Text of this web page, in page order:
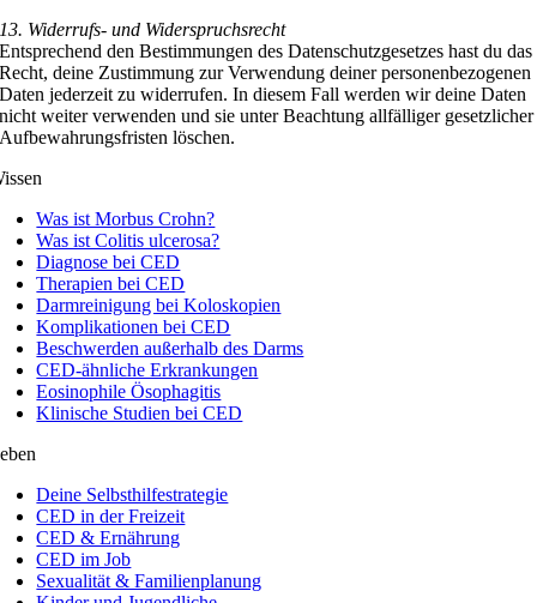
13. Widerrufs- und Widerspruchsrecht
Entsprechend den Bestimmungen des Datenschutzgesetzes hast du das
Recht, deine Zustimmung zur Verwendung deiner personenbezogenen
Daten jederzeit zu widerrufen. In diesem Fall werden wir deine Daten
nicht weiter verwenden und sie unter Beachtung allfälliger gesetzlicher
Aufbewahrungsfristen löschen.
Was ist Morbus Crohn?
Was ist Colitis ulcerosa?
Diagnose bei CED
Therapien bei CED
Darmreinigung bei Koloskopien
Komplikationen bei CED
Beschwerden außerhalb des Darms
CED-ähnliche Erkrankungen
Eosinophile Ösophagitis
Klinische Studien bei CED
Deine Selbsthilfestrategie
CED in der Freizeit
CED & Ernährung
CED im Job
Sexualität & Familienplanung